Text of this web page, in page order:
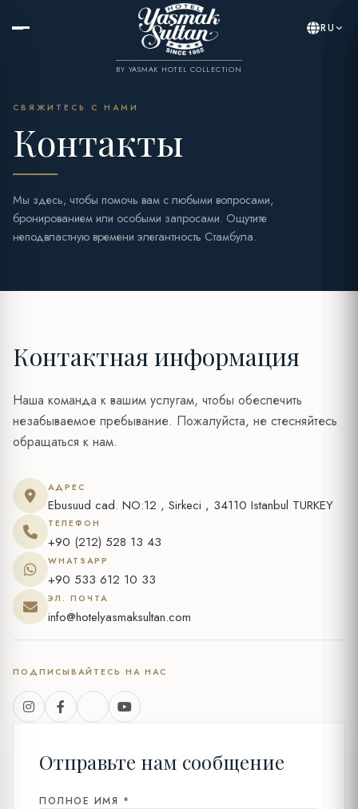
BY YASMAK HOTEL COLLECTION
RU
СВЯЖИТЕСЬ С НАМИ
Контакты
Мы здесь, чтобы помочь вам с любыми вопросами,
бронированием или особыми запросами. Ощутите
неподвластную времени элегантность Стамбула.
Контактная информация
Наша команда к вашим услугам, чтобы обеспечить
незабываемое пребывание. Пожалуйста, не стесняйтесь
обращаться к нам.
АДРЕС
Ebusuud cad. NO:12 , Sirkeci , 34110 Istanbul TURKEY
ТЕЛЕФОН
+90 (212) 528 13 43
WHATSAPP
+90 533 612 10 33
ЭЛ. ПОЧТА
info@hotelyasmaksultan.com
ПОДПИСЫВАЙТЕСЬ НА НАС
Отправьте нам сообщение
ПОЛНОЕ ИМЯ *